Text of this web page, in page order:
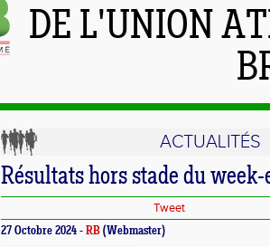
DE L'UNION
ACTUALITÉS
Résultats hors stade du
Tweet
27 Octobre 2024 - RB (Webmaster)